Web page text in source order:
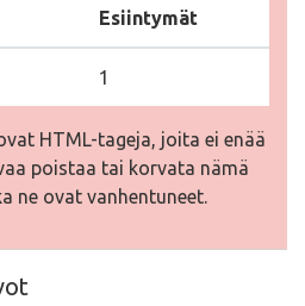
Esiintymät
1
HTML-tageja, joita ei enää
poistaa tai korvata nämä
ne ovat vanhentuneet.